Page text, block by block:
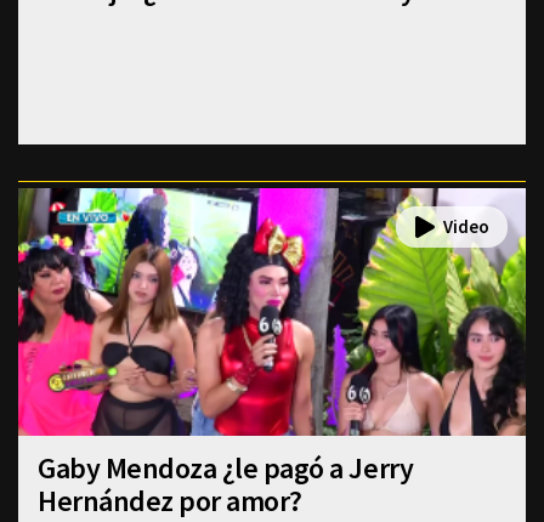
Gaby Mendoza ¿le pagó a Jerry
Hernández por amor?